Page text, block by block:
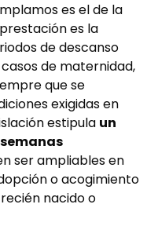
es el de la
es la
de descanso
de maternidad,
que se
exigidas en
estipula un
ser ampliables en
o acogimiento
nacido o